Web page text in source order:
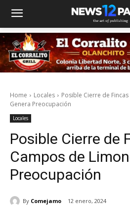
Home Locales
Posible Cierre de
Genera Preocupación
Locales
Posible Cierre de
Campos de
Preocupación
By Comejamo 12 enero, 2024